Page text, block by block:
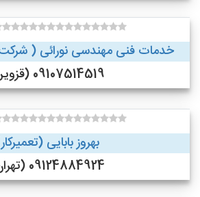
خدمات فنی مهندسی نورائی ( شرکت
09107514519 (قزوین)
بهروز بابایی (تعمیرکار)
09124884924 (تهران)